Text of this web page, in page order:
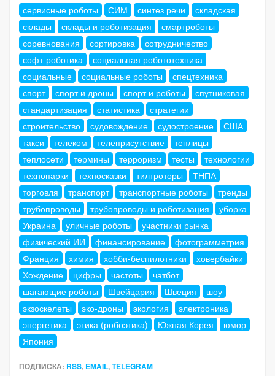
сервисные роботы
СИМ синтез речи
складская
склады
склады и роботизация
смартроботы
соревнования
сортировка
сотрудничество
софт-роботика
социальная робототехника
социальные
социальные роботы
спецтехника
спорт
спорт и дроны спорт и роботы
спутниковая
стандартизация
статистика
стратегии
строительство
судовождение судостроение
США
такси
телеком телеприсутствие
теплицы
теплосети
термины терроризм тесты
технологии
технопарки
техносказки тилтроторы
ТНПА
торговля
транспорт транспортные роботы
тренды
трубопроводы
трубопроводы и роботизация
уборка
Украина
уличные роботы
участники рынка
физический ИИ
финансирование
фотограмметрия
Франция
химия хобби-беспилотники
ховербайки
Хождение
цифры частоты
чатбот
шагающие роботы
Швейцария Швеция
шоу
экзоскелеты
эко-дроны экология
электроника
энергетика
этика (робоэтика) Южная Корея
юмор
Япония
ПОДПИСКА: RSS, EMAIL,TELEGRAM